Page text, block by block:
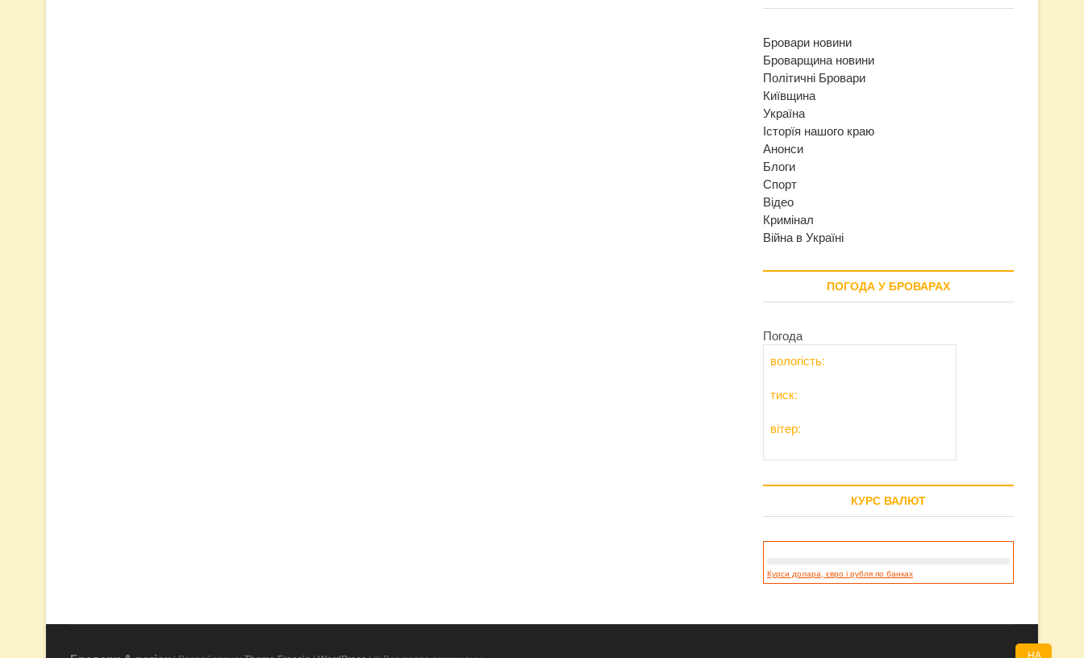
Бровари новини
Броварщина новини
Політичні Бровари
Київщина
Україна
Історїя нашого краю
Анонси
Блоги
Спорт
Відео
Кримінал
Війна в Україні
ПОГОДА У БРОВАРАХ
Погода
вологість:
тиск:
вітер:
КУРС ВАЛЮТ
Курси долара, євро і рубля по банках
НА